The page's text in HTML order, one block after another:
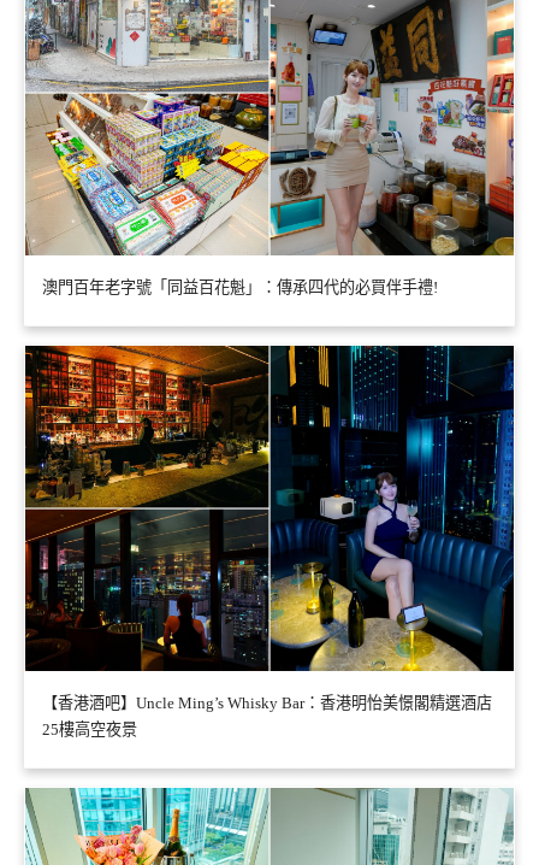
澳門百年老字號「同益百花魁」：傳承四代的必買伴手禮!
【香港酒吧】Uncle Ming’s Whisky Bar：香港明怡美憬閣精選酒店
25樓高空夜景